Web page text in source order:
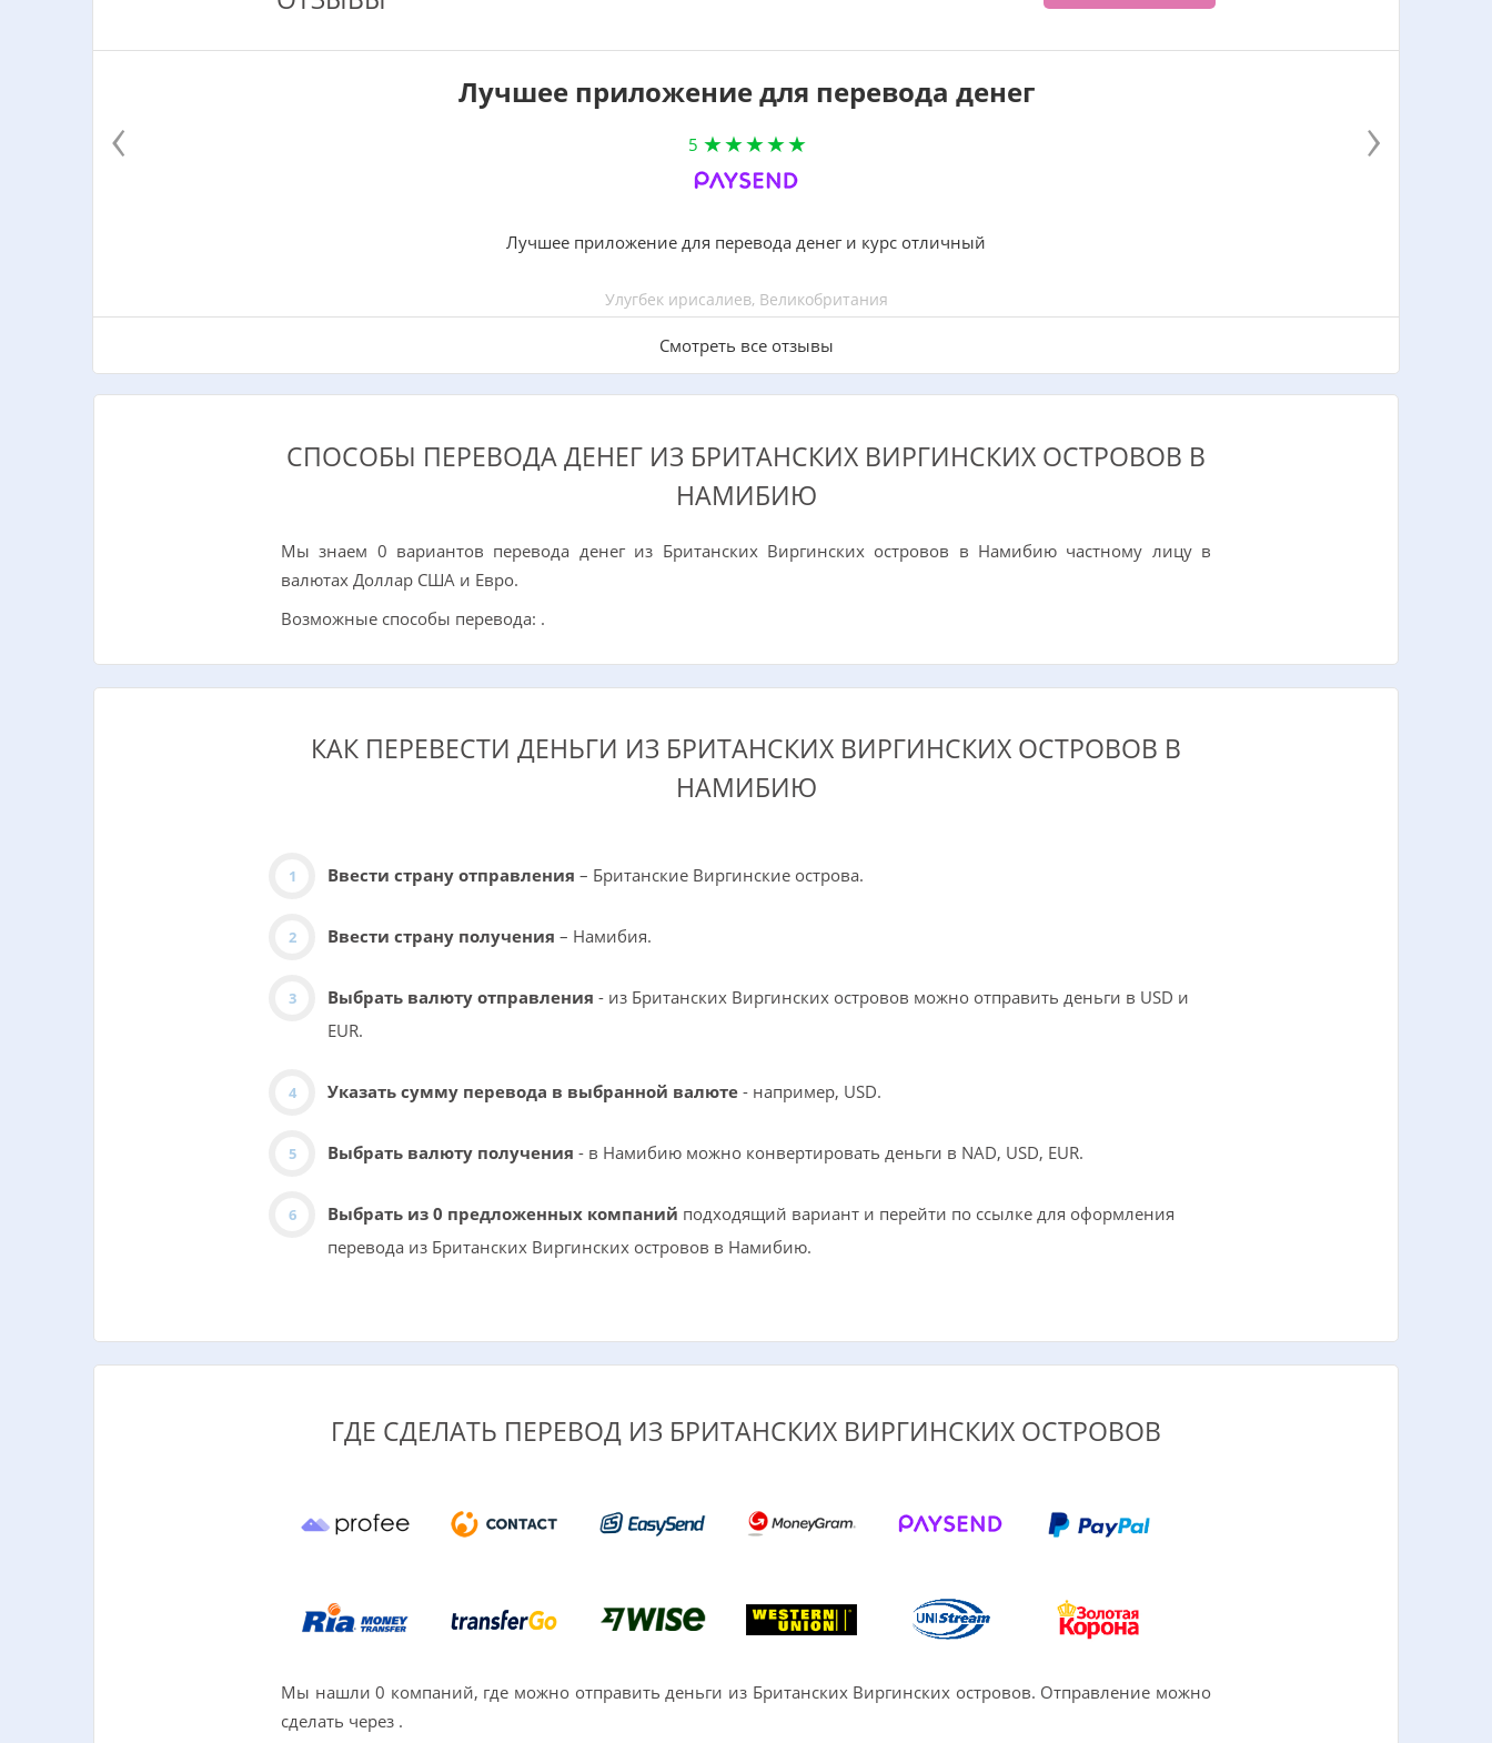
Лучшее приложение для перевода денег
5
Лучшее приложение для перевода денег и курс отличный
Улугбек ирисалиев, Великобритания
Смотреть все отзывы
‹ ›
СПОСОБЫ ПЕРЕВОДА ДЕНЕГ ИЗ БРИТАНСКИХ ВИРГИНСКИХ ОСТРОВОВ В
НАМИБИЮ
Мы знаем 0 вариантов перевода денег из Британских Виргинских островов в Намибию частному лицу в
валютах Доллар США и Евро.
Возможные способы перевода: .
КАК ПЕРЕВЕСТИ ДЕНЬГИ ИЗ БРИТАНСКИХ ВИРГИНСКИХ ОСТРОВОВ В
НАМИБИЮ
Ввести страну отправления – Британские Виргинские острова.
Ввести страну получения – Намибия.
Выбрать валюту отправления - из Британских Виргинских островов можно отправить деньги в USD и
EUR.
Указать сумму перевода в выбранной валюте - например, USD.
Выбрать валюту получения - в Намибию можно конвертировать деньги в NAD, USD, EUR.
Выбрать из 0 предложенных компаний подходящий вариант и перейти по ссылке для оформления
перевода из Британских Виргинских островов в Намибию.
ГДЕ СДЕЛАТЬ ПЕРЕВОД ИЗ БРИТАНСКИХ ВИРГИНСКИХ ОСТРОВОВ
Мы нашли 0 компаний, где можно отправить деньги из Британских Виргинских островов. Отправление можно
сделать через .